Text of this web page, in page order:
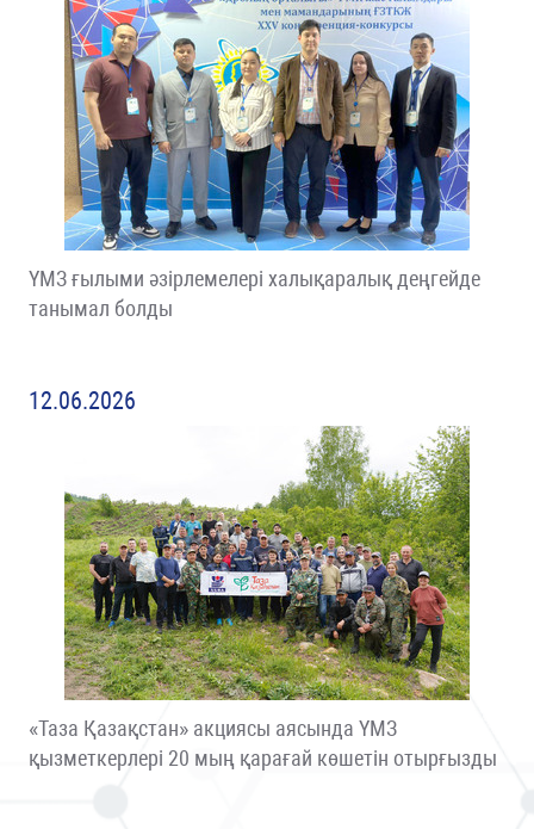
ҮМЗ ғылыми әзірлемелері халықаралық деңгейде
танымал болды
12.06.2026
«Таза Қазақстан» акциясы аясында ҮМЗ
қызметкерлері 20 мың қарағай көшетін отырғызды